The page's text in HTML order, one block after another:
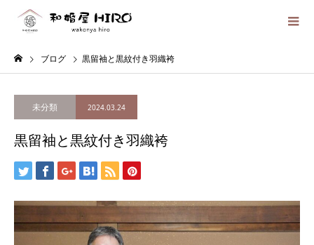
ブログ 黒留袖と黒紋付き羽織袴
未分類 2024.03.24
黒留袖と黒紋付き羽織袴